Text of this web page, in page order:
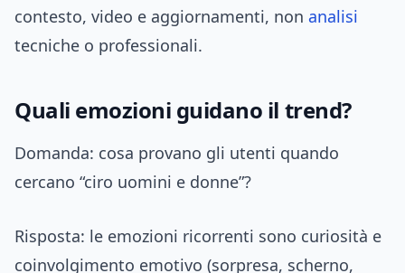
contesto, video e aggiornamenti, non analisi
tecniche o professionali.
Quali emozioni guidano il trend?
Domanda: cosa provano gli utenti quando
cercano “ciro uomini e donne”?
Risposta: le emozioni ricorrenti sono curiosità e
coinvolgimento emotivo (sorpresa, scherno,